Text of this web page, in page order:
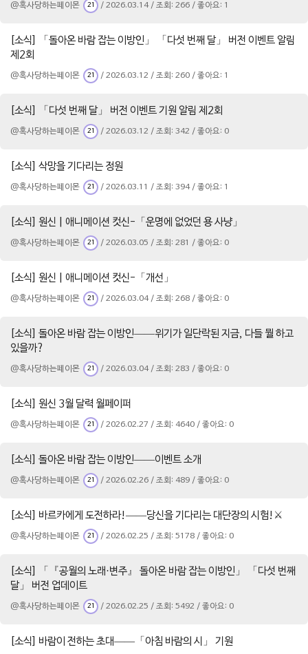
@혹사당하는페이몬 21 / 2026.03.14 / 조회: 266 / 좋아요: 1
[소식] 「돌아온 바람 잡는 이방인」 「다섯 번째 달」 버전 이벤트 알림
제2회
@혹사당하는페이몬 21 / 2026.03.12 / 조회: 260 / 좋아요: 1
[소식] 「다섯 번째 달」 버전 이벤트 기원 알림 제2회
@혹사당하는페이몬 21 / 2026.03.12 / 조회: 342 / 좋아요: 0
[소식] 삭망을 기다리는 정원
@혹사당하는페이몬 21 / 2026.03.11 / 조회: 394 / 좋아요: 1
[소식] 원신 | 애니메이션 컷신-「운명에 없었던 용 사냥」
@혹사당하는페이몬 21 / 2026.03.05 / 조회: 281 / 좋아요: 0
[소식] 원신 | 애니메이션 컷신-「개선」
@혹사당하는페이몬 21 / 2026.03.04 / 조회: 268 / 좋아요: 0
[소식] 돌아온 바람 잡는 이방인——위기가 일단락된 지금, 다들 뭘 하고
있을까?
@혹사당하는페이몬 21 / 2026.03.04 / 조회: 283 / 좋아요: 0
[소식] 원신 3월 달력 월페이퍼
@혹사당하는페이몬 21 / 2026.02.27 / 조회: 4640 / 좋아요: 0
[소식] 돌아온 바람 잡는 이방인——이벤트 소개
@혹사당하는페이몬 21 / 2026.02.26 / 조회: 489 / 좋아요: 0
[소식] 바르카에게 도전하라!——당신을 기다리는 대단장의 시험!⚔️
@혹사당하는페이몬 21 / 2026.02.25 / 조회: 5178 / 좋아요: 0
[소식] 「『공월의 노래·변주』 돌아온 바람 잡는 이방인」 「다섯 번째
달」 버전 업데이트
@혹사당하는페이몬 21 / 2026.02.25 / 조회: 5492 / 좋아요: 0
[소식] 바람이 전하는 초대——「아침 바람의 시」 기원